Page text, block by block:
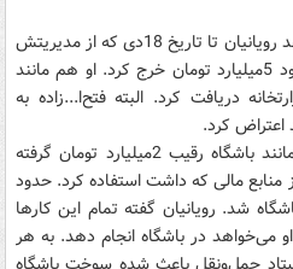
یک حساب سرانگشتی نشان می‌دهد رویانیان تا تاریخ 18دی که از مدیریتش
در باشگاه پرسپولیس می‌گذرد حدود 5میلیارد تومان خرج کرد. او هم مانند
از وزارتخانه دریافت کرد. البته فتح‌ا...زاده به
اعتراض کرد.
رویانیان هم قاطع جواب داد که مانند باشگاه رقیب 2میلیارد تومان گرفته
و از منابع مالی که داشت استفاده کرد. حدود
شد. رویانیان گفته تمام این کارها
می‌خواهد در باشگاه انجام دهد. به هر